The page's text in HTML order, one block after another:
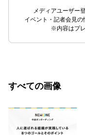
メディアユーザー
イベント・記者会見の
※内容はプ
すべての画像